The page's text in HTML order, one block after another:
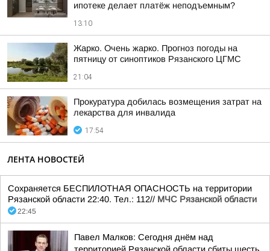
ипотеке делает платёж неподъемным?
13:10
Жарко. Очень жарко. Прогноз погоды на
пятницу от синоптиков Рязанского ЦГМС
21:04
Прокуратура добилась возмещения затрат на
лекарства для инвалида
17:54
ЛЕНТА НОВОСТЕЙ
Сохраняется БЕСПИЛОТНАЯ ОПАСНОСТЬ на территории
Рязанской области 22:40. Тел.: 112// МЧС Рязанской области
22:45
Павел Малков: Сегодня днём над